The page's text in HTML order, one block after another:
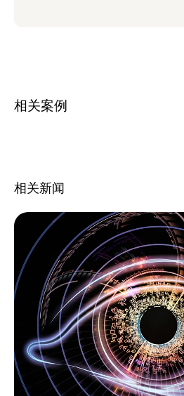
相关案例
相关新闻